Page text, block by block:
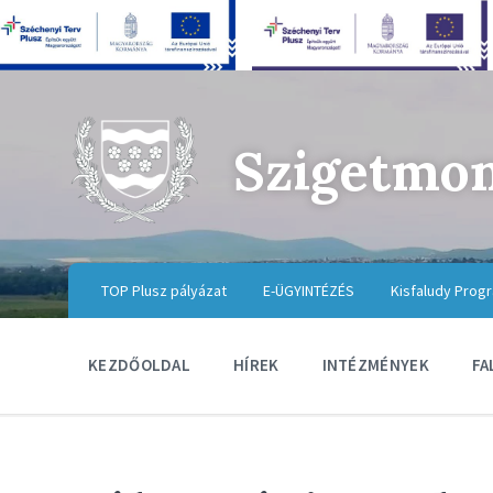
TOP Plusz pályázat E-ÜGYINTÉZÉS Kisfaludy
KEZDŐOLDAL HÍREK INTÉZMÉNYEK